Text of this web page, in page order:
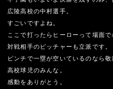
広陵高校の中村選手。
すごいですよね。
ここで打ったらヒーローって場面
対戦相手のピッチャーも立派です。
ピンチで一塁が空いているのなら
高校球児のみんな。
感動をありがとう。